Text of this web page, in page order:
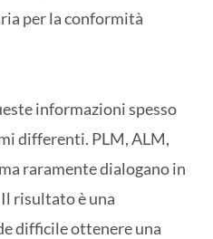
per la conformità
informazioni spesso
differenti. PLM, ALM,
raramente dialogano in
risultato è una
difficile ottenere una